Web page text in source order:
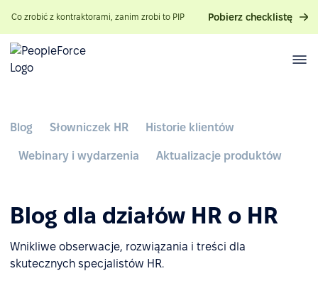
Co zrobić z kontraktorami, zanim zrobi to PIP Pobierz checklistę
Blog Słowniczek HR Historie klientów
Webinary i wydarzenia Aktualizacje produktów
Blog dla działów HR o HR
Wnikliwe obserwacje, rozwiązania i treści dla
skutecznych specjalistów HR.